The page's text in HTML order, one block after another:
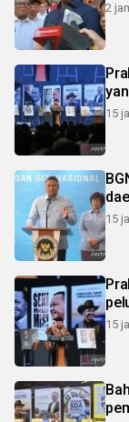
2
15
15
15